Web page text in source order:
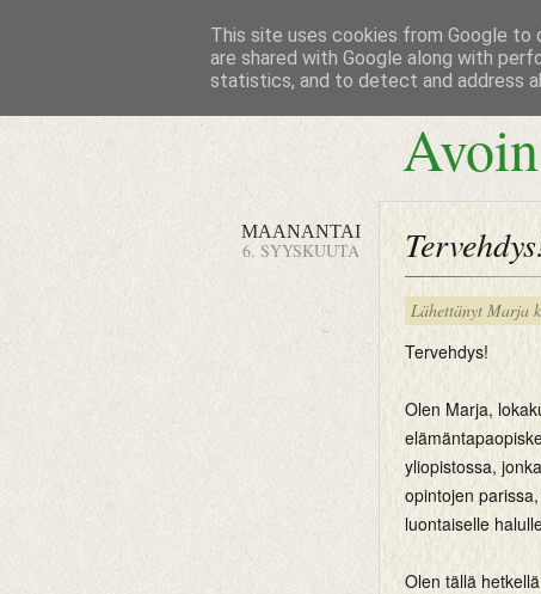
MAANANTAI
6. SYYSKUUTA
Lähettänyt Marja
Tervehdys!
Olen Marja,
yliopistossa,
opintojen
luontaiselle
Olen tällä
This site uses cookies from Google to
are shared with Google along with
statistics, and to detect and address